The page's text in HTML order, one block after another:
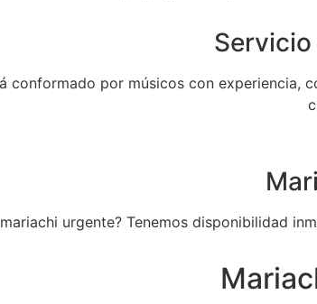
conformado por músicos con experiencia,
urgente? Tenemos disponibilidad